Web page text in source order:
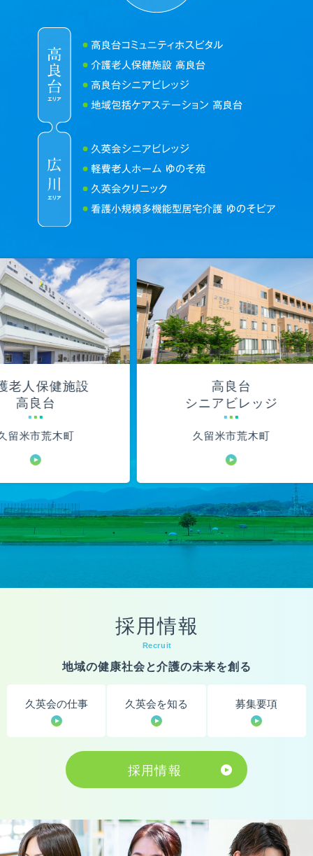
保健施設
台
荒木町
高良台
シニアビレッジ
久留米市荒木町
採用情報
Recruit
地域の健康社会と介護の未来を創る
久英会の仕事 久英会を知る 募集要項
採用情報